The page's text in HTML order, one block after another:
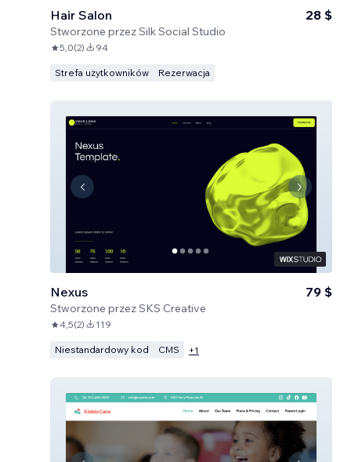
Hair Salon
Stworzone przezSilk Social Studio
28 $
5,0(2) 94
Strefa użytkowników Rezerwacja
Nexus
Stworzone przezSKS Creative
79 $
4,5(2) 119
Niestandardowy kod CMS +1